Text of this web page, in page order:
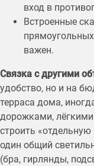
вход в
Встроенные
важен.
Связка с другими
удобство, но и на
терраса дома,
дорожками,
строить
один общий
(бра, гирлянды,